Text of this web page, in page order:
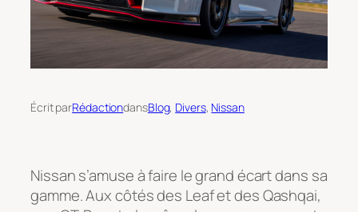
Écrit parRédactiondansBlog, Divers, Nissan
Nissan s’amuse à faire le grand écart dans sa
gamme. Aux côtés des Leaf et des Qashqai,